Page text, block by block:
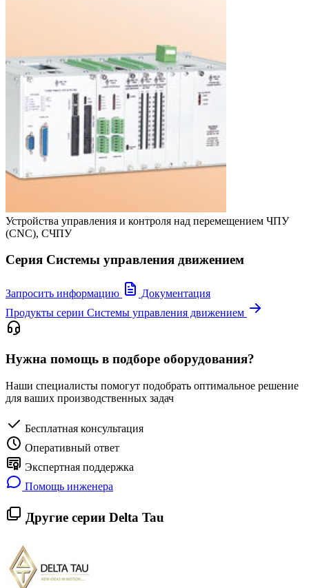
Устройства управления и контроля над перемещением ЧПУ
(CNC), СЧПУ
Серия Системы управления движением
Запросить информацию
Документация
Продукты серии Системы управления движением
Нужна помощь в подборе оборудования?
Наши специалисты помогут подобрать оптимальное решение
для ваших производственных задач
Бесплатная консультация
Оперативный ответ
Экспертная поддержка
Помощь инженера
Другие серии Delta Tau